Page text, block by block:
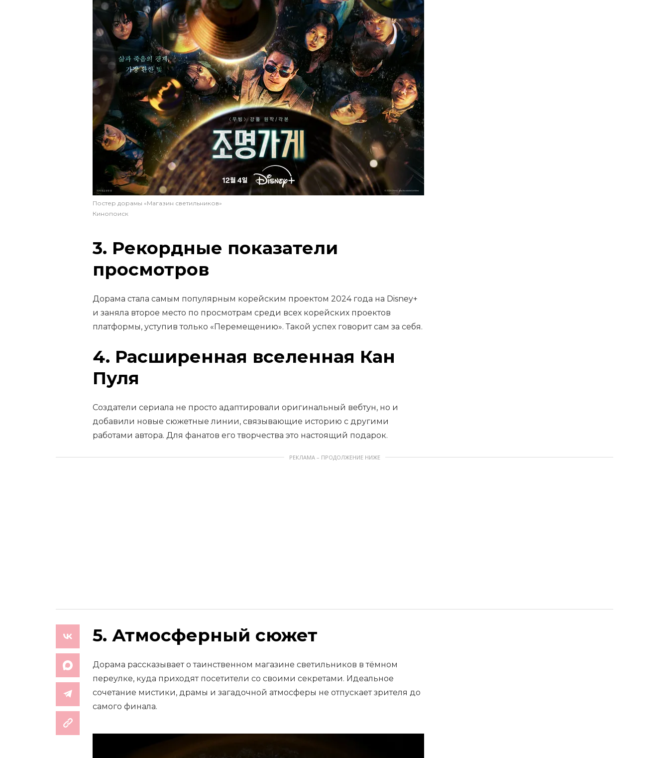
Постер дорамы «Магазин светильников»
Кинопоиск
3. Рекордные показатели
просмотров
Дорама стала самым популярным корейским проектом 2024 года на Disney+
и заняла второе место по просмотрам среди всех корейских проектов
платформы, уступив только «Перемещению». Такой успех говорит сам за себя.
4. Расширенная вселенная Кан
Пуля
Создатели сериала не просто адаптировали оригинальный вебтун, но и
добавили новые сюжетные линии, связывающие историю с другими
работами автора. Для фанатов его творчества это настоящий подарок.
РЕКЛАМА – ПРОДОЛЖЕНИЕ НИЖЕ
5. Атмосферный сюжет
Дорама рассказывает о таинственном магазине светильников в тёмном
переулке, куда приходят посетители со своими секретами. Идеальное
сочетание мистики, драмы и загадочной атмосферы не отпускает зрителя до
самого финала.